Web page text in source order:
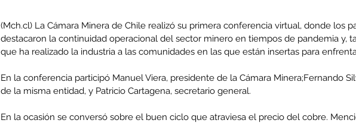
(Mch.cl) La Cámara Minera de Chile realizó su primera conferencia virtual, donde los
destacaron la continuidad operacional del sector minero en tiempos de pandemia y,
que ha realizado la industria a las comunidades en las que están insertas para
En la conferencia participó Manuel Viera, presidente de la Cámara Minera;Fernando
de la misma entidad, y Patricio Cartagena, secretario general.
En la ocasión se conversó sobre el buen ciclo que atraviesa el precio del cobre.